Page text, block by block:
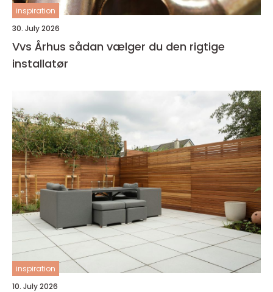
inspiration
30. July 2026
Vvs Århus sådan vælger du den rigtige
installatør
inspiration
10. July 2026